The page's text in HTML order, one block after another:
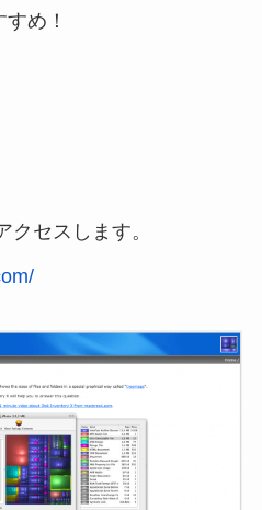
め！
クセスします。